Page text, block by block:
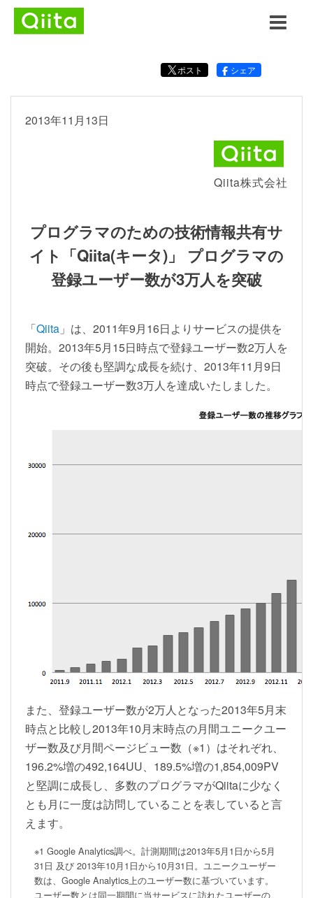
ポスト シェア
2013年11月13日
Qiita株式会社
プログラマのための技術情報共有サ
イト「Qiita(キータ)」 プログラマの
登録ユーザー数が3万人を突破
「Qiita 」は、2011年9月16日よりサービスの提供を
開始。2013年5月15日時点で登録ユーザー数2万人を
突破。その後も堅調な成長を続け、2013年11月9日
時点で登録ユーザー数3万人を達成いたしました。
また、登録ユーザー数が2万人となった2013年5月末
時点と比較し2013年10月末時点の月間ユニークユー
ザー数及び月間ページビュー数（※1）はそれぞれ、
196.2%増の492,164UU、189.5%増の1,854,009PV
と堅調に成長し、多数のプログラマがQiitaに少なく
とも月に一度は訪問していることを表していると言
えます。
※1 Google Analytics調べ。計測期間は2013年5月1日から5月
31日 及び 2013年10月1日から10月31日。ユニークユーザー
数は、Google Analytics上のユーザー数に基づいています。
ユーザー数とは同一期間に当サービスに訪れたユーザーの